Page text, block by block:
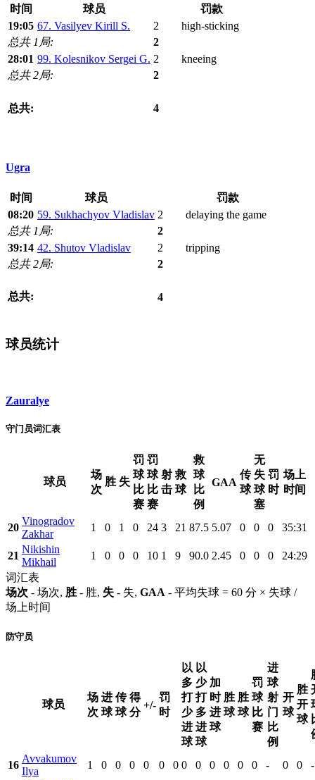
时间 球员
罚款
19:05 67. Vasilyev Kirill S. 2
high-sticking
总共 1局:
2
28:01 99. Kolesnikov Sergei G. 2
kneeing
总共 2局:
2
总共: 4
Ugra
时间 球员
罚款
08:20 59. Sukhachyov Vladislav 2
delaying the game
总共 1局:
2
39:14 42. Shutov Vladislav 2
tripping
总共 2局:
2
总共: 4
球员统计
Zauralye
守门员词汇表
球员
场
次
胜 失
罚
球
比
赛
罚
球
比
赛
射
击
救
球
救
球
比
例
GAA
传
球
无
失
球
塞
罚
时
场上
时间
20
Vinogradov
Zakhar
1 0 1 0 24 3 21 87.5 5.07 0 0 0 35:31
21
Nikishin
Mikhail
1 0 0 0 10 1 9 90.0 2.45 0 0 0
24:29
词汇表
场次 - 场次, 胜 - 胜, 失 - 失, GAA - 平均失球 = 60 分 × 失球 /
场上时间
防守员
球员
场
次
进
球
传
球
得
分
+/-
罚
时
以
多
打
少
进
球
以
少
打
多
进
球
加
时
进
球
胜
球
胜
球
罚
球
比
赛
进
球
射
门
比
例
开
球
胜
开
球
16
Avvakumov
Ilya
1 0 0 0 0 0 0 0 0 0 0 0 0 - 0 0 -